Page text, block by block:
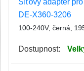
Síťový adaptér
DE-X360-3206
100-240V, černá,
Dostupnost: